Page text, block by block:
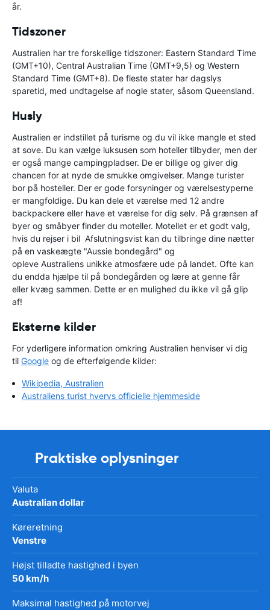
år.
Tidszoner
Australien har tre forskellige tidszoner: Eastern Standard Time
(GMT+10), Central Australian Time (GMT+9,5) og Western
Standard Time (GMT+8). De fleste stater har dagslys
sparetid, med undtagelse af nogle stater, såsom Queensland.
Husly
Australien er indstillet på turisme og du vil ikke mangle et sted
at sove. Du kan vælge luksusen som hoteller tilbyder, men der
er også mange campingpladser. De er billige og giver dig
chancen for at nyde de smukke omgivelser. Mange turister
bor på hosteller. Der er gode forsyninger og værelsestyperne
er mangfoldige. Du kan dele et værelse med 12 andre
backpackere eller have et værelse for dig selv. På grænsen af
byer og småbyer finder du moteller. Motellet er et godt valg,
hvis du rejser i bil Afslutningsvist kan du tilbringe dine nætter
på en vaskeægte "Aussie bondegård" og
opleve Australiens unikke atmosfære ude på landet. Ofte kan
du endda hjælpe til på bondegården og lære at genne får
eller kvæg sammen. Dette er en mulighed du ikke vil gå glip
af!
Eksterne kilder
For yderligere information omkring Australien henviser vi dig
til Google og de efterfølgende kilder:
Wikipedia, Australien
Australiens turist hvervs officielle hjemmeside
Praktiske oplysninger
Valuta
Australian dollar
Køreretning
Venstre
Højst tilladte hastighed i byen
50 km/h
Maksimal hastighed på motorvej